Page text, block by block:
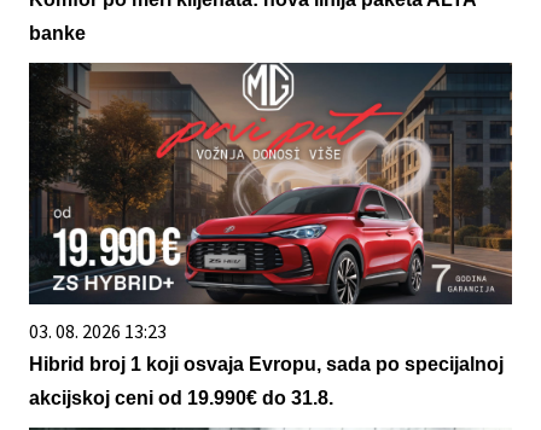
banke
03. 08. 2026 13:23
Hibrid broj 1 koji osvaja Evropu, sada po specijalnoj
akcijskoj ceni od 19.990€ do 31.8.